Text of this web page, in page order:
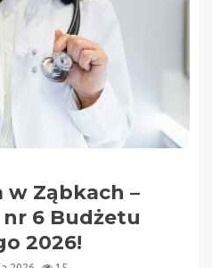
Ząbkach –
6 Budżetu
2026!